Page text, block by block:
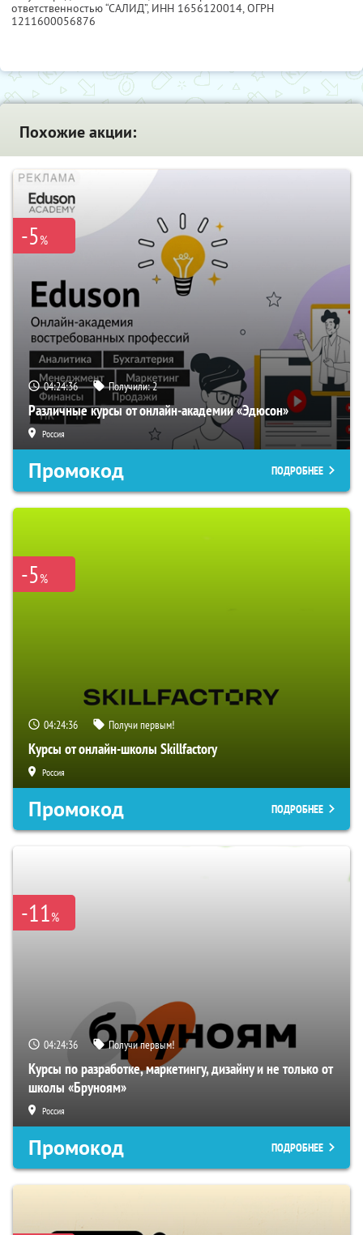
ответственностью “САЛИД”, ИНН 1656120014, ОГРН
1211600056876
Похожие акции:
-5%
04:24:35 Получили:2
Различные курсы от онлайн-академии «Эдюсон»
Россия
Промокод ПОДРОБНЕЕ
-5%
04:24:35 Получи первым!
Курсы от онлайн-школы Skillfactory
Россия
Промокод ПОДРОБНЕЕ
-11%
04:24:35 Получи первым!
Курсы по разработке, маркетингу, дизайну и не только от
школы «Бруноям»
Россия
Промокод ПОДРОБНЕЕ